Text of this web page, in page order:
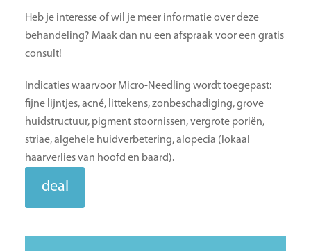
Heb je interesse of wil je meer informatie over deze
behandeling? Maak dan nu een afspraak voor een gratis
consult!
Indicaties waarvoor Micro-Needling wordt toegepast:
fijne lijntjes, acné, littekens, zonbeschadiging, grove
huidstructuur, pigment stoornissen, vergrote poriën,
striae, algehele huidverbetering, alopecia (lokaal
haarverlies van hoofd en baard).
deal